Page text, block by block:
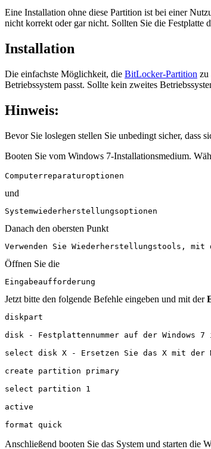
Eine Installation ohne diese Partition ist bei einer
nicht korrekt oder gar nicht. Sollten Sie die Festplatte
Installation
Die einfachste Möglichkeit, die BitLocker-Partition zu
Betriebssystem passt. Sollte kein zweites
Hinweis:
Bevor Sie loslegen stellen Sie unbedingt sicher,
Booten Sie vom Windows 7-Installationsmedium.
Computerreparaturoptionen
und
Systemwiederherstellungsoptionen
Danach den obersten Punkt
Verwenden Sie Wiederherstellungstools, mit
Öffnen Sie die
Eingabeaufforderung
Jetzt bitte den folgende Befehle eingeben und mit der
diskpart
disk - Festplattennummer auf der
select disk X - Ersetzen Sie das X mit der
create partition primary
select partition 1
active
format quick
Anschließend booten Sie das System und starten die